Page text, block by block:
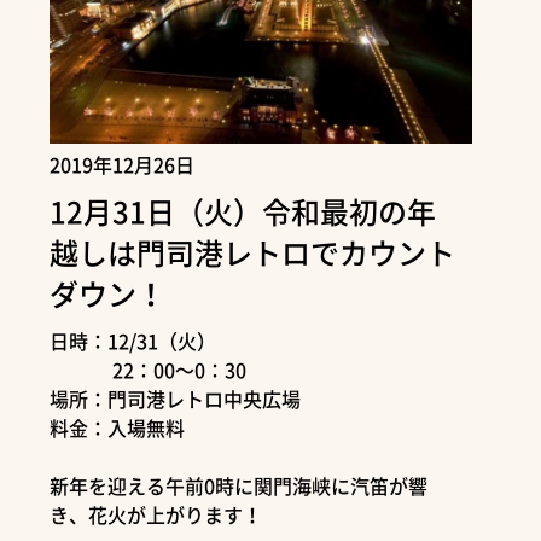
2019年12月26日
12月31日（火）令和最初の年
越しは門司港レトロでカウント
ダウン！
日時：12/31（火）
22：00～0：30
場所：門司港レトロ中央広場
料金：入場無料
新年を迎える午前0時に関門海峡に汽笛が響
き、花火が上がります！